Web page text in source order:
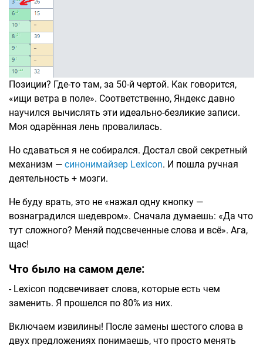
Позиции? Где-то там, за 50-й чертой. Как говорится,
«ищи ветра в поле». Соответственно, Яндекс давно
научился вычислять эти идеально-безликие записи.
Моя одарённая лень провалилась.
Но сдаваться я не собирался. Достал свой секретный
механизм — синонимайзер Lexicon. И пошла ручная
деятельность + мозги.
Не буду врать, это не «нажал одну кнопку —
вознаградился шедевром». Сначала думаешь: «Да что
тут сложного? Меняй подсвеченные слова и всё». Ага,
щас!
Что было на самом деле:
- Lexicon подсвечивает слова, которые есть чем
заменить. Я прошелся по 80% из них.
Включаем извилины! После замены шестого слова в
двух предложениях понимаешь, что просто менять